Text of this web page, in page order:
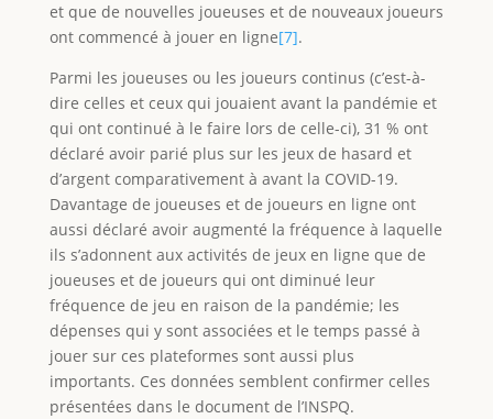
et que de nouvelles joueuses et de nouveaux joueurs
ont commencé à jouer en ligne[7].
Parmi les joueuses ou les joueurs continus (c’est-à-
dire celles et ceux qui jouaient avant la pandémie et
qui ont continué à le faire lors de celle-ci), 31 % ont
déclaré avoir parié plus sur les jeux de hasard et
d’argent comparativement à avant la COVID-19.
Davantage de joueuses et de joueurs en ligne ont
aussi déclaré avoir augmenté la fréquence à laquelle
ils s’adonnent aux activités de jeux en ligne que de
joueuses et de joueurs qui ont diminué leur
fréquence de jeu en raison de la pandémie; les
dépenses qui y sont associées et le temps passé à
jouer sur ces plateformes sont aussi plus
importants. Ces données semblent confirmer celles
présentées dans le document de l’INSPQ.